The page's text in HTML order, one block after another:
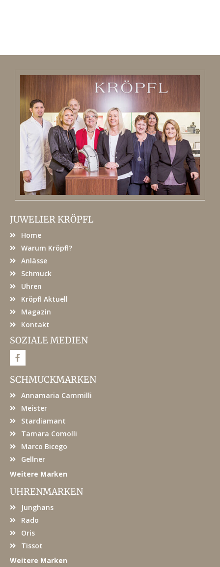
JUWELIER KRÖPFL
Home
Warum Kröpfl?
Anlässe
Schmuck
Uhren
Kröpfl Aktuell
Magazin
Kontakt
SOZIALE MEDIEN
F
a
e
b
o
SCHMUCKMARKEN
Annamaria Cammilli
Meister
Stardiamant
Tamara Comolli
Marco Bicego
Gellner
Weitere Marken
UHRENMARKEN
Junghans
Rado
Oris
Tissot
Weitere Marken